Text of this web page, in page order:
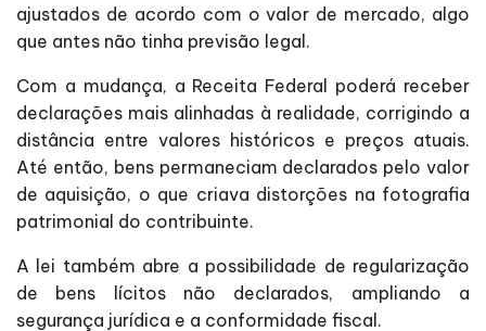
ajustados de acordo com o valor de mercado, algo
que antes não tinha previsão legal.
Com a mudança, a Receita Federal poderá receber
declarações mais alinhadas à realidade, corrigindo a
distância entre valores históricos e preços atuais.
Até então, bens permaneciam declarados pelo valor
de aquisição, o que criava distorções na fotografia
patrimonial do contribuinte.
A lei também abre a possibilidade de regularização
de bens lícitos não declarados, ampliando a
segurança jurídica e a conformidade fiscal.